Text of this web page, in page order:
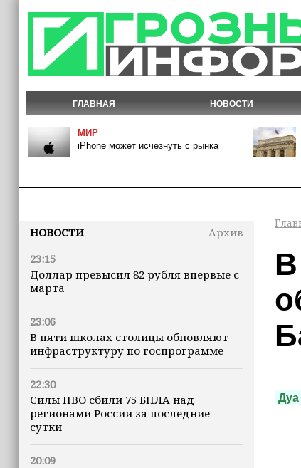
ГЛАВНАЯ НОВОСТИ
МИР
iPhone может исчезнуть с рынка
НОВОСТИ
Архив
23:15
Доллар превысил 82 рубля впервые с
марта
23:06
В пяти школах столицы обновляют
инфраструктуру по госпрограмме
22:30
Силы ПВО сбили 75 БПЛА над
регионами России за последние
сутки
20:09
Дуа